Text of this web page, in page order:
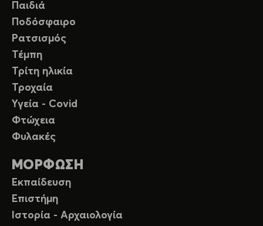
Παιδιά
Ποδόσφαιρο
Ρατσισμός
Τέμπη
Τρίτη ηλικία
Τροχαία
Υγεία - Covid
Φτώχεια
Φυλακές
ΜΟΡΦΩΣΗ
Εκπαίδευση
Επιστήμη
Ιστορία - Αρχαιολογία